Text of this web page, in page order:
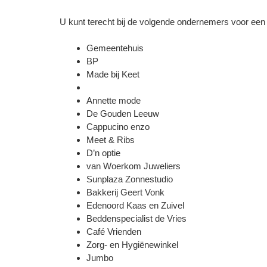
‍U kunt terecht bij de volgende ondernemers voor een
Gemeentehuis
BP
Made bij Keet
Annette mode
De Gouden Leeuw
Cappucino enzo
Meet & Ribs
D’n optie
van Woerkom Juweliers
Sunplaza Zonnestudio
Bakkerij Geert Vonk
Edenoord Kaas en Zuivel
Beddenspecialist de Vries
Café Vrienden
Zorg- en Hygiënewinkel
Jumbo